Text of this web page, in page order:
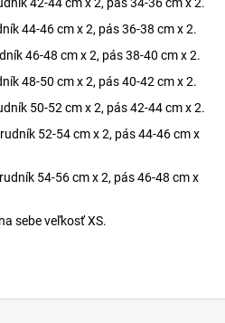
44-46 cm x 2, pás 36-38 cm x 2.
46-48 cm x 2, pás 38-40 cm x 2.
48-50 cm x 2, pás 40-42 cm x 2.
50-52 cm x 2, pás 42-44 cm x 2.
52-54 cm x 2, pás 44-46 cm x
54-56 cm x 2, pás 46-48 cm x
sebe veľkosť XS.